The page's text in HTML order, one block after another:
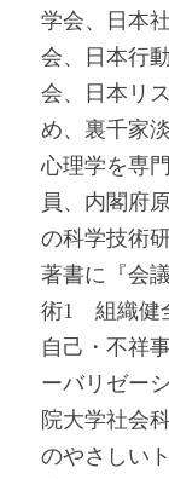
学会、日本
会、日本行
会、日本リ
め、裏千家
心理学を専
員、内閣府
の科学技術
著書に『会
術1 組織健
自己・不祥
ーバリゼー
院大学社会
のやさしい